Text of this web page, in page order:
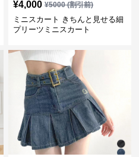
¥4,000 ¥5000(割引前)
ミニスカート きちんと見せる細
プリーツミニスカート